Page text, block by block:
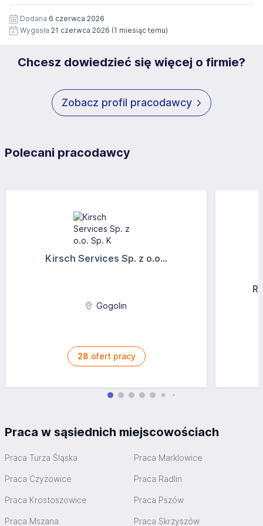
https://www.workprofit.pl/klauzula-informacyjna.html
12 miesięcy. Zgoda jest dobrowolna i może być w każdym
czasie wycofana.
Dodana 6 czerwca 2026
Wygasła 21 czerwca 2026 (1 miesiąc temu)
Chcesz dowiedzieć się więcej o firmie?
Zobacz profil pracodawcy
Polecani pracodawcy
Kirsch Services Sp. z o.o...
Gogolin
28 ofert pracy
Praca w sąsiednich miejscowościach
Praca Turza Śląska Praca Marklowice
Praca Czyżowice Praca Radlin
Praca Krostoszowice Praca Pszów
Praca Mszana Praca Skrzyszów